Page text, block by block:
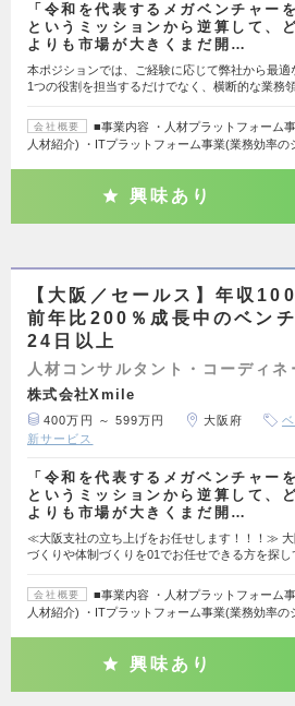
「令和を代表するメガベンチャー
というミッションから逆算して、
よりも市場が大きくまだ開…
本ポジションでは、ご経験に応じて弊社から最適
1つの役割を担当するだけでなく、横断的な業務
会社概要
■事業内容 ・人材プラットフォーム
人材紹介) ・ITプラットフォーム事業(業務効率の
興味あり
【大阪／セールス】年収
前年比200％成長中のベン
24日以上
人材コンサルタント・コーディネ
株式会社Xmile
400万円 ～ 599万円 大阪府
新サービス
「令和を代表するメガベンチャー
というミッションから逆算して、
よりも市場が大きくまだ開…
≪大阪支社の立ち上げをお任せします！！！≫
づくりや体制づくりを01でお任せできる方を探し
会社概要
■事業内容 ・人材プラットフォーム
人材紹介) ・ITプラットフォーム事業(業務効率の
興味あり